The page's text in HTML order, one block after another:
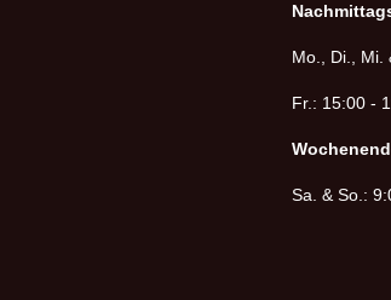
Mo., Di., Mi.
Fr.: 15:00 -
Sa. & So.: